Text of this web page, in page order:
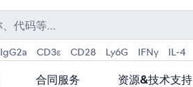
IgG2a CD3ε CD28 Ly6G IFNγ IL-4
合同服务 资源&技术支持